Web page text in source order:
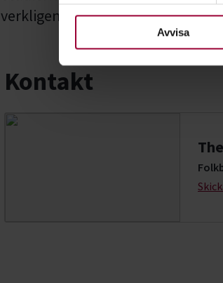
För att du ska få en så bra
Avvisa
verkligen gått bra för honom.
Kontakt